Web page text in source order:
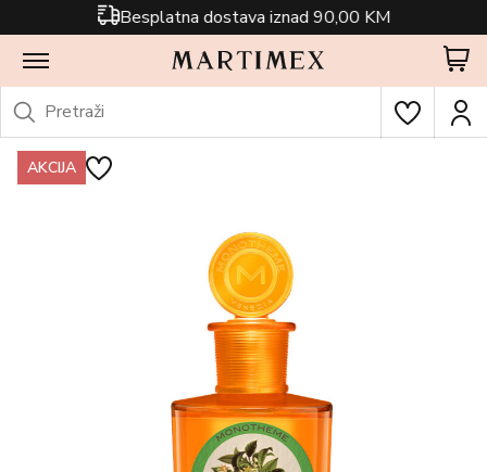
Besplatna dostava iznad 90,00 KM
AKCIJA